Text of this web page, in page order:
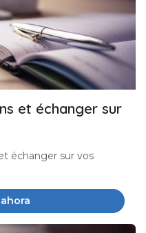
et échanger sur
échanger sur vos